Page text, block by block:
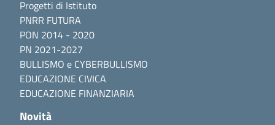
Progetti di Istituto
PNRR FUTURA
PON 2014 - 2020
PN 2021-2027
BULLISMO e CYBERBULLISMO
EDUCAZIONE CIVICA
EDUCAZIONE FINANZIARIA
Novità